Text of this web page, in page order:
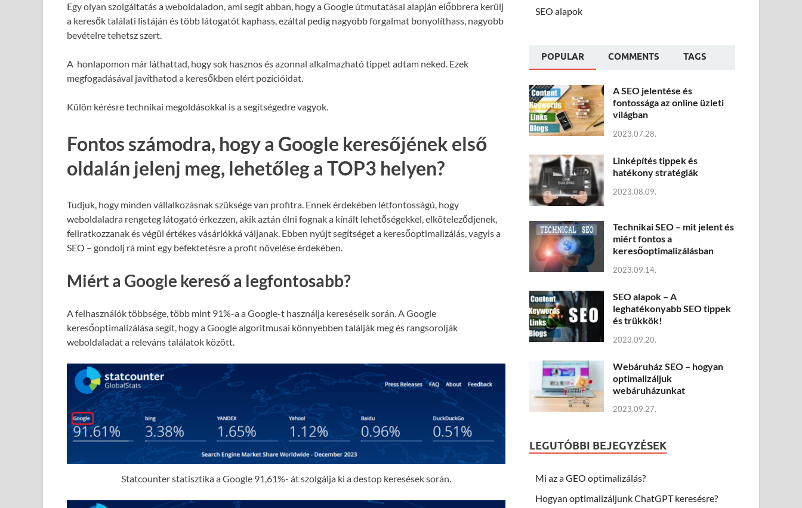
Egy olyan szolgáltatás a weboldaladon, ami segít abban, hogy a Google útmutatásai alapján előbbrera kerülj
a keresők találati listáján és több látogatót kaphass, ezáltal pedig nagyobb forgalmat bonyolíthass, nagyobb
bevételre tehetsz szert.
A honlapomon már láthattad, hogy sok hasznos és azonnal alkalmazható tippet adtam neked. Ezek
megfogadásával javíthatod a keresőkben elért pozícióidat.
Külön kérésre technikai megoldásokkal is a segítségedre vagyok.
Fontos számodra, hogy a Google keresőjének első
oldalán jelenj meg, lehetőleg a TOP3 helyen?
Tudjuk, hogy minden vállalkozásnak szüksége van profitra. Ennek érdekében létfontosságú, hogy
weboldaladra rengeteg látogató érkezzen, akik aztán élni fognak a kínált lehetőségekkel, elköteleződjenek,
feliratkozzanak és végül értékes vásárlókká váljanak. Ebben nyújt segítséget a keresőoptimalizálás, vagyis a
SEO – gondolj rá mint egy befektetésre a profit növelése érdekében.
Miért a Google kereső a legfontosabb?
A felhasználók többsége, több mint 91%-a a Google-t használja kereséseik során. A Google
keresőoptimalizálása segít, hogy a Google algoritmusai könnyebben találják meg és rangsorolják
weboldaladat a releváns találatok között.
Statcounter statisztika a Google 91,61%- át szolgálja ki a destop keresések során.
SEO alapok
POPULAR COMMENTS TAGS
A SEO jelentése és
fontossága az online üzleti
világban
2023.07.28.
Linképítés tippek és
hatékony stratégiák
2023.08.09.
Technikai SEO – mit jelent és
miért fontos a
keresőoptimalizálásban
2023.09.14.
SEO alapok – A
leghatékonyabb SEO tippek
és trükkök!
2023.09.20.
Webáruház SEO – hogyan
optimalizáljuk
webáruházunkat
2023.09.27.
LEGUTÓBBI BEJEGYZÉSEK
Mi az a GEO optimalizálás?
Hogyan optimalizáljunk ChatGPT keresésre?